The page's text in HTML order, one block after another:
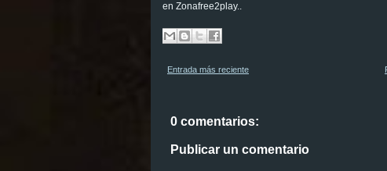
en Zonafree2play..
Entrada más reciente
0 comentarios:
Publicar un comentario